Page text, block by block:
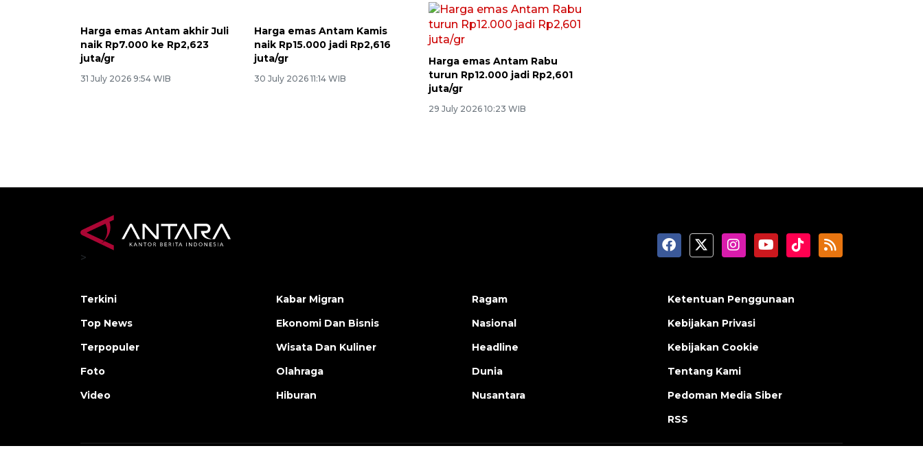
Harga emas Antam akhir Juli
naik Rp7.000 ke Rp2,623
juta/gr
31 July 2026 9:54 WIB
Harga emas Antam Kamis
naik Rp15.000 jadi Rp2,616
juta/gr
30 July 2026 11:14 WIB
Harga emas Antam Rabu
turun Rp12.000 jadi Rp2,601
juta/gr
29 July 2026 10:23 WIB
>
Terkini
Top News
Terpopuler
Foto
Video
Kabar Migran
Ekonomi Dan Bisnis
Wisata Dan Kuliner
Olahraga
Hiburan
Ragam
Nasional
Headline
Dunia
Nusantara
Ketentuan Penggunaan
Kebijakan Privasi
Kebijakan Cookie
Tentang Kami
Pedoman Media Siber
RSS